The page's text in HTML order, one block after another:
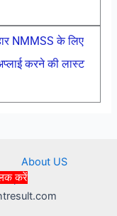
करें
NMMSS के लिए
करने की लास्ट
About US